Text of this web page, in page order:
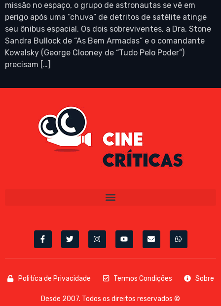
missão no espaço, o grupo de astronautas se vê em
perigo após uma “chuva” de detritos de satélite atinge
seu ônibus espacial. Os dois sobreviventes, a Dra. Stone
Sandra Bullock de “As Bem Armadas” e o comandante
Kowalsky (George Clooney de “Tudo Pelo Poder”)
precisam […]
Politíca de Privacidade Termos Condições Sobre
Desde 2007. Todos os direitos reservados ©